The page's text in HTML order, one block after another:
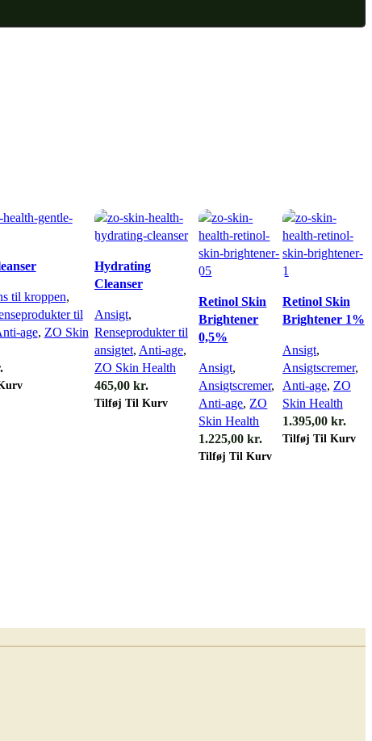
til kroppen,
til
age, ZO Skin
Hydrating
Cleanser
Ansigt,
Renseprodukter til
ansigtet, Anti-age,
ZO Skin Health
465,00 kr.
Tilføj Til Kurv
Retinol Skin
Brightener
0,5%
Ansigt,
Ansigtscremer,
Anti-age, ZO
Skin Health
1.225,00kr.
Tilføj Til Kurv
Retinol Skin
Brightener 1%
Ansigt,
Ansigtscremer,
Anti-age, ZO
Skin Health
1.395,00 kr.
Tilføj Til Kurv